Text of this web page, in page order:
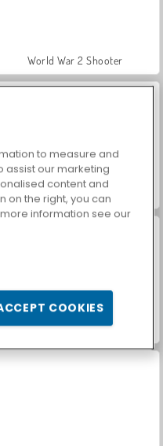
World War 2 Shooter
Car Parking City Duel
Royal Story
to measure and
assist our marketing
content and
on the right, you can
information see our
COOKIES